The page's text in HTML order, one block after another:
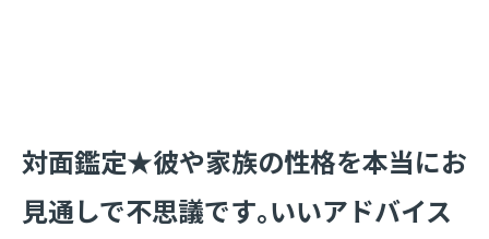
​対面鑑定★彼や家族の性格を本当にお
見通しで不思議です｡いいアドバイス